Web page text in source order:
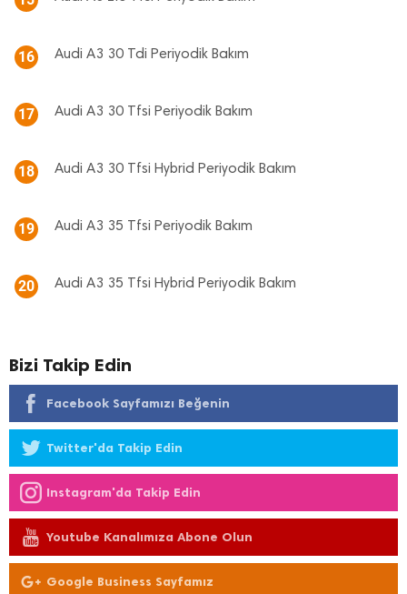
16 Audi A3 30 Tdi Periyodik Bakım
17 Audi A3 30 Tfsi Periyodik Bakım
18 Audi A3 30 Tfsi Hybrid Periyodik Bakım
19 Audi A3 35 Tfsi Periyodik Bakım
20 Audi A3 35 Tfsi Hybrid Periyodik Bakım
Bizi Takip Edin
Facebook Sayfamızı Beğenin
Twitter'da Takip Edin
Instagram'da Takip Edin
Youtube Kanalımıza Abone Olun
Google Business Sayfamız